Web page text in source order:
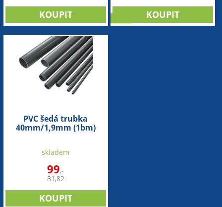
PVC šedá trubka
40mm/1,9mm (1bm)
skladem
99,-
81,82